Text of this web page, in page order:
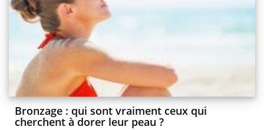
Bronzage : qui sont vraiment ceux qui
cherchent à dorer leur peau ?